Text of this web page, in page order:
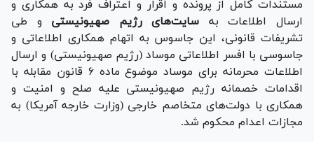
مستندات کامل از پرونده و اقرار و اعتراف فرد به همکاری و
ارسال اطلاعات به سایت‌های رژیم صهیونیستی و طی
تشریفات قانونی، این جاسوس به اتهام همکاری اطلاعاتی و
جاسوسی با افسر اطلاعاتی موساد (رژیم صهیونیستی) و ارسال
اطلاعات محرمانه برای موساد موضوع ماده ۶ قانون مقابله با
اقدامات خصمانه رژیم صهیونیستی علیه صلح و امنیت و
همکاری با دولت‌های متخاصم خارجی (وزارت خارجه آمریکا) به
مجازات اعدام محکوم شد.